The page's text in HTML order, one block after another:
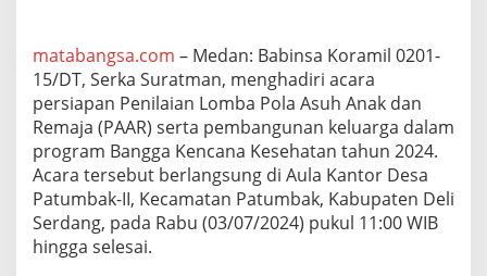
i
r
i
P
e
r
s
a
p
matabangsa.com – Medan: Babinsa Koramil 0201-
15/DT, Serka Suratman, menghadiri acara
persiapan Penilaian Lomba Pola Asuh Anak dan
Remaja (PAAR) serta pembangunan keluarga dalam
program Bangga Kencana Kesehatan tahun 2024.
Acara tersebut berlangsung di Aula Kantor Desa
Patumbak-II, Kecamatan Patumbak, Kabupaten Deli
Serdang, pada Rabu (03/07/2024) pukul 11:00 WIB
hingga selesai.